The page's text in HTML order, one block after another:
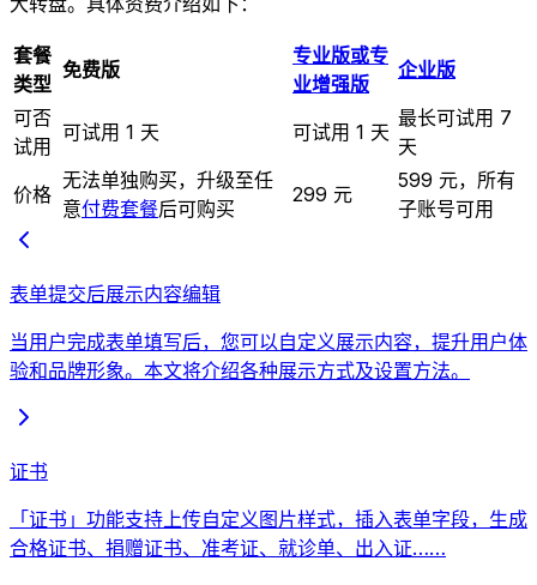
套餐
类型
免费版
专业版或专
业增强版
企业版
可否
试用
可试用 1 天 可试用 1 天
最长可试用 7
天
价格
无法单独购买，升级至任
意付费套餐后可购买
299 元
599 元，所有
子账号可用
表单提交后展示内容编辑
当用户完成表单填写后，您可以自定义展示内容，提升用户体
验和品牌形象。本文将介绍各种展示方式及设置方法。
证书
「证书」功能支持上传自定义图片样式，插入表单字段，生成
合格证书、捐赠证书、准考证、就诊单、出入证……